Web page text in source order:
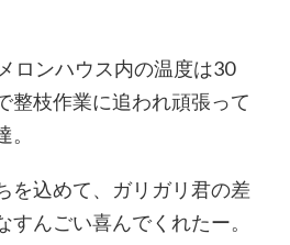
ロンハウス内の温度は30
整枝作業に追われ頑張って
を込めて、ガリガリ君の差
すんごい喜んでくれたー。